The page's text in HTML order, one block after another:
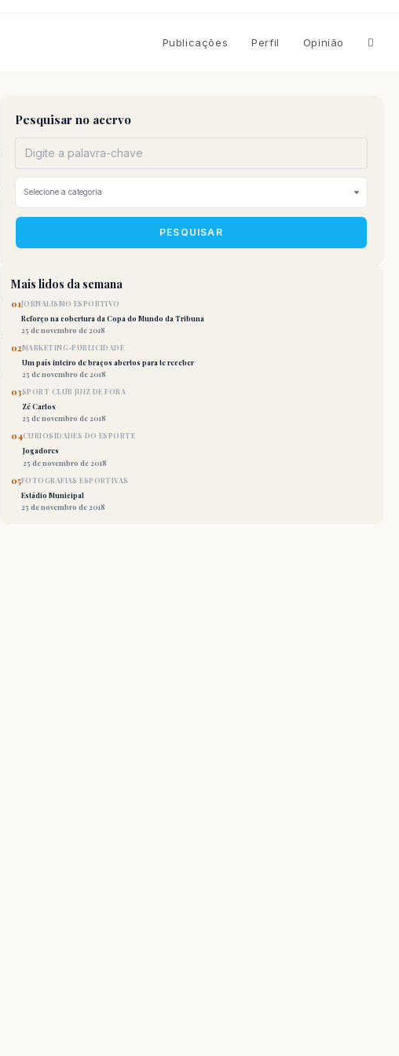
Publicações Perfil Opinião
Pesquisar no acervo
PESQUISAR
Mais lidos da semana
01JORNALISMO ESPORTIVO
Reforço na cobertura da Copa do Mundo da Tribuna
25 de novembro de 2018
02MARKETING-PUBLICIDADE
Um país inteiro de braços abertos para te receber
25 de novembro de 2018
03SPORT CLUB JUIZ DE FORA
Zé Carlos
25 de novembro de 2018
04CURIOSIDADES DO ESPORTE
Jogadores
25 de novembro de 2018
05FOTOGRAFIAS ESPORTIVAS
Estádio Municipal
25 de novembro de 2018